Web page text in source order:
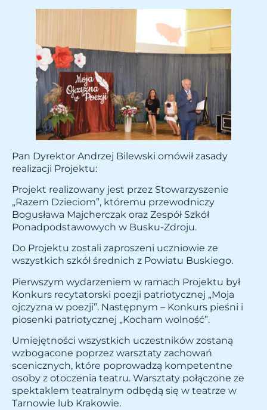
Pan Dyrektor Andrzej Bilewski omówił zasady
realizacji Projektu:
Projekt realizowany jest przez Stowarzyszenie
„Razem Dzieciom”, któremu przewodniczy
Bogusława Majcherczak oraz Zespół Szkół
Ponadpodstawowych w Busku-Zdroju.
Do Projektu zostali zaproszeni uczniowie ze
wszystkich szkół średnich z Powiatu Buskiego.
Pierwszym wydarzeniem w ramach Projektu był
Konkurs recytatorski poezji patriotycznej „Moja
ojczyzna w poezji”. Następnym – Konkurs pieśni i
piosenki patriotycznej „Kocham wolność”.
Umiejętności wszystkich uczestników zostaną
wzbogacone poprzez warsztaty zachowań
scenicznych, które poprowadzą kompetentne
osoby z otoczenia teatru. Warsztaty połączone ze
spektaklem teatralnym odbędą się w teatrze w
Tarnowie lub Krakowie.